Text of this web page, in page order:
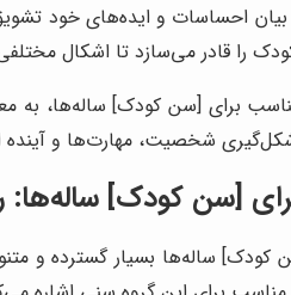
بیان احساسات و ایده‌های خود
کودک را قادر می‌سازد تا اشکال
مناسب برای [سن کودک] ساله‌ها،
شکل‌گیری شخصیت، مهارت‌ها و آینده
[سن کودک]
کودک] ساله‌ها بسیار گسترده و